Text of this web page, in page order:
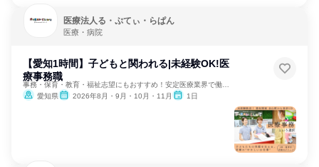
医療法人る・ぷてぃ・らぱん
医療・病院
【愛知1時間】子どもと関われる|未経験OK!医
療事務職
愛知県
2026年8月・9月・10月・11月 1日